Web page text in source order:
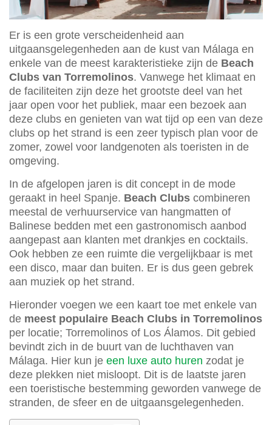
Er is een grote verscheidenheid aan
uitgaansgelegenheden aan de kust van Málaga en
enkele van de meest karakteristieke zijn de Beach
Clubs van Torremolinos. Vanwege het klimaat en
de faciliteiten zijn deze het grootste deel van het
jaar open voor het publiek, maar een bezoek aan
deze clubs en genieten van wat tijd op een van deze
clubs op het strand is een zeer typisch plan voor de
zomer, zowel voor landgenoten als toeristen in de
omgeving.
In de afgelopen jaren is dit concept in de mode
geraakt in heel Spanje. Beach Clubs combineren
meestal de verhuurservice van hangmatten of
Balinese bedden met een gastronomisch aanbod
aangepast aan klanten met drankjes en cocktails.
Ook hebben ze een ruimte die vergelijkbaar is met
een disco, maar dan buiten. Er is dus geen gebrek
aan muziek op het strand.
Hieronder voegen we een kaart toe met enkele van
de meest populaire Beach Clubs in Torremolinos
per locatie; Torremolinos of Los Álamos. Dit gebied
bevindt zich in de buurt van de luchthaven van
Málaga. Hier kun je een luxe auto huren zodat je
deze plekken niet misloopt. Dit is de laatste jaren
een toeristische bestemming geworden vanwege de
stranden, de sfeer en de uitgaansgelegenheden.